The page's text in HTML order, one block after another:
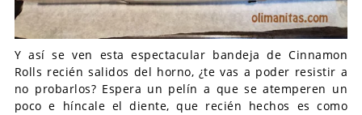
Y así se ven esta espectacular bandeja de Cinnamon
Rolls recién salidos del horno, ¿te vas a poder resistir a
no probarlos? Espera un pelín a que se atemperen un
poco e híncale el diente, que recién hechos es como